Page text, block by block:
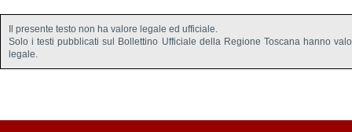
Il presente testo non ha valore legale ed ufficiale.
Solo i testi pubblicati sul Bollettino Ufficiale della Regione Toscana hanno
legale.